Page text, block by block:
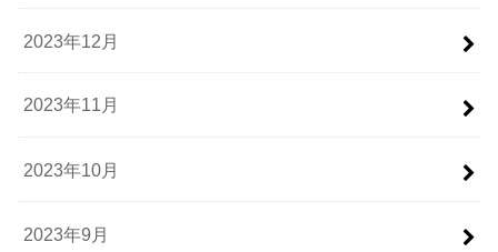
2023年12月
2023年11月
2023年10月
2023年9月